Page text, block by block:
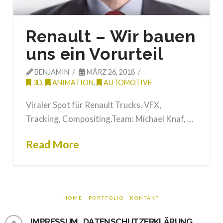
Renault – Wir bauen
uns ein Vorurteil
BENJAMIN
MÄRZ 26, 2018
3D, ANIMATION, AUTOMOTIVE
Viraler Spot für Renault Trucks. VFX,
Tracking, Compositing.Team: Michael Knaf, …
Read More
HOME PORTFOLIO KONTAKT